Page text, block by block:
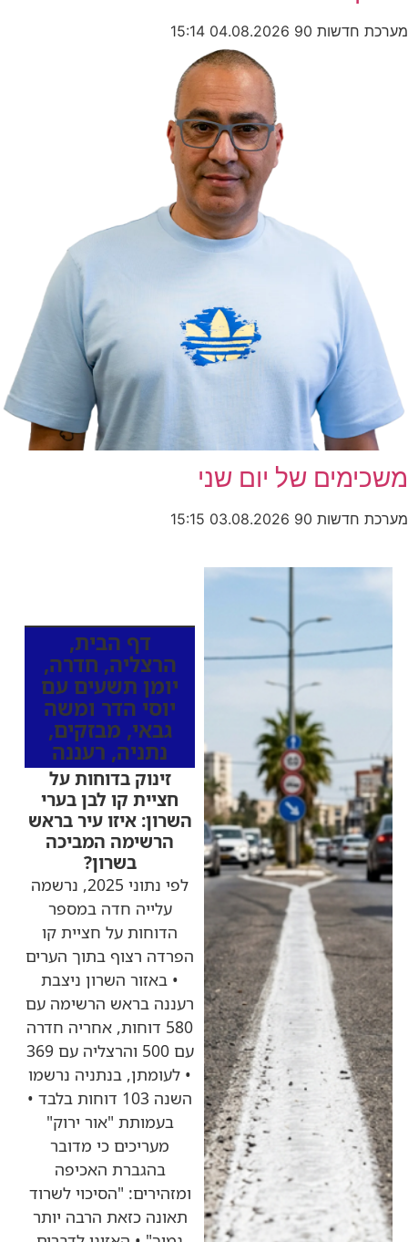
מערכת חדשות 90 04.08.2026
15:14
משכימים של יום שני
מערכת חדשות 90 03.08.2026
15:15
דף הבית,
הרצליה, חדרה,
יומן תשעים עם
יוסי הדר ומשה
גבאי, מבזקים,
נתניה, רעננה
זינוק בדוחות על
חציית קו לבן בערי
השרון: איזו עיר בראש
הרשימה המביכה
בשרון?
לפי נתוני 2025, נרשמה
עלייה חדה במספר
הדוחות על חציית קו
הפרדה רצוף בתוך הערים
• באזור השרון ניצבת
רעננה בראש הרשימה עם
580 דוחות, אחריה חדרה
עם 500 והרצליה עם 369
• לעומתן, בנתניה נרשמו
השנה 103 דוחות בלבד •
בעמותת "אור ירוק"
מעריכים כי מדובר
בהגברת האכיפה
ומזהירים: "הסיכוי לשרוד
תאונה כזאת הרבה יותר